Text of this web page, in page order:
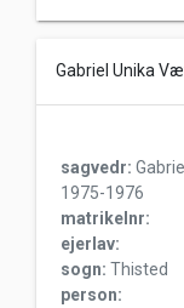
Gabriel Unika
sagvedr:
1975-1976
matrikelnr:
ejerlav:
sogn: Thisted
person: